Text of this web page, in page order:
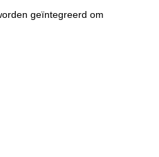
geïntegreerd om